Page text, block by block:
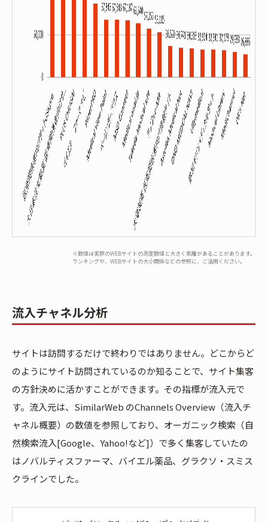
※数値は実際のWEBサイトの測定数値と大きく乖離があることがあります。
ランキングや、WEBサイトの大小関係などの参照に、ご活用ください。
流入チャネル分析
サイトは訪問するだけで終わりではありません。どこからど
のようにサイト訪問されているのか知ることで、サイト集客
の方針決めに活かすことができます。その指標が流入元で
す。流入元は、SimilarWeb のChannels Overview（流入チ
ャネル概要）の数値を参照しており、オーガニック検索（⾃
然検索流⼊[Google、Yahoo!など]）で多く集客していたの
はノバルティスファーマ、バイエル薬品、グラクソ・スミス
クラインでした。